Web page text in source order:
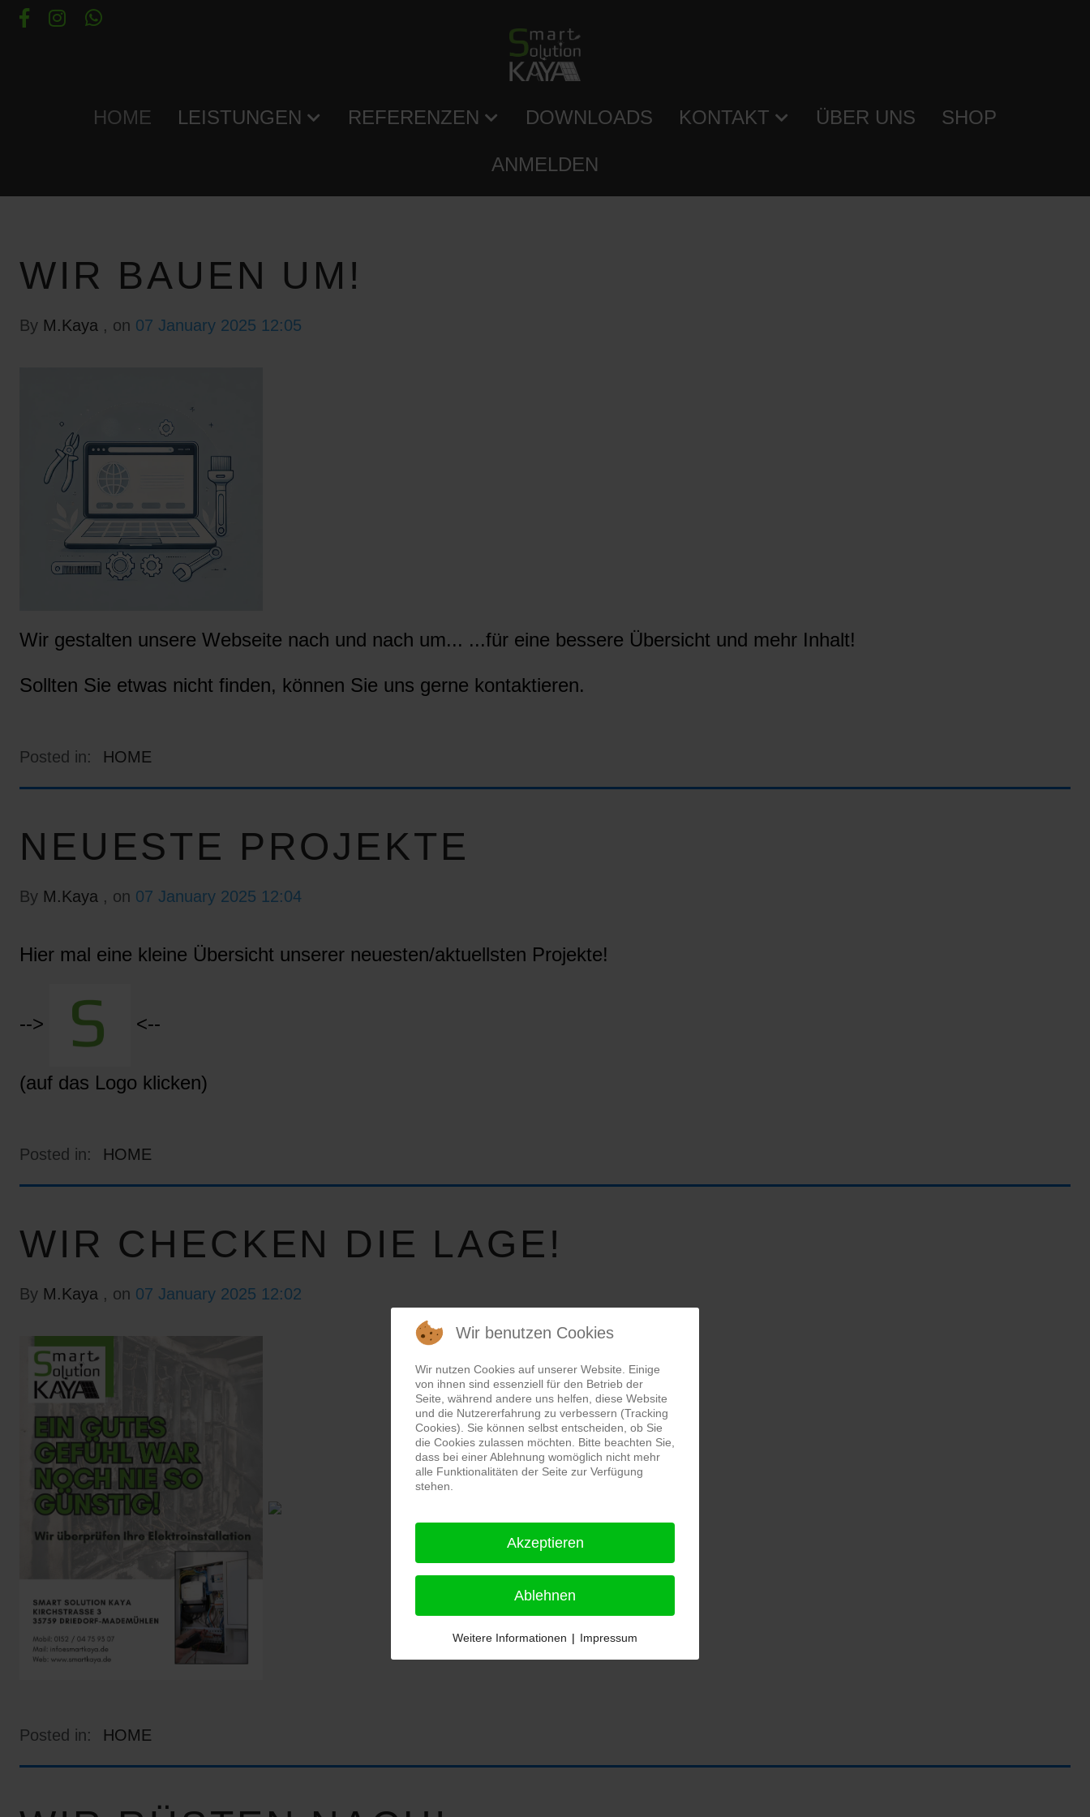
HOME LEISTUNGEN REFERENZEN DOWNLOADS KONTAKT ÜBER UNS SHOP
ANMELDEN
WIR BAUEN UM!
By M.Kaya , on 07 January 2025 12:05
Wir gestalten unsere Webseite nach und nach um... ...für eine bessere Übersicht und mehr Inhalt!
Sollten Sie etwas nicht finden, können Sie uns gerne kontaktieren.
Posted in: HOME
NEUESTE PROJEKTE
By M.Kaya , on 07 January 2025 12:04
Hier mal eine kleine Übersicht unserer neuesten/aktuellsten Projekte!
--> <--
(auf das Logo klicken)
Posted in: HOME
WIR CHECKEN DIE LAGE!
By M.Kaya , on 07 January 2025 12:02
Posted in: HOME
Wir benutzen Cookies
Wir nutzen Cookies auf unserer Website. Einige
von ihnen sind essenziell für den Betrieb der
Seite, während andere uns helfen, diese Website
und die Nutzererfahrung zu verbessern (Tracking
Cookies). Sie können selbst entscheiden, ob Sie
die Cookies zulassen möchten. Bitte beachten Sie,
dass bei einer Ablehnung womöglich nicht mehr
alle Funktionalitäten der Seite zur Verfügung
stehen.
Akzeptieren
Ablehnen
Weitere Informationen | Impressum